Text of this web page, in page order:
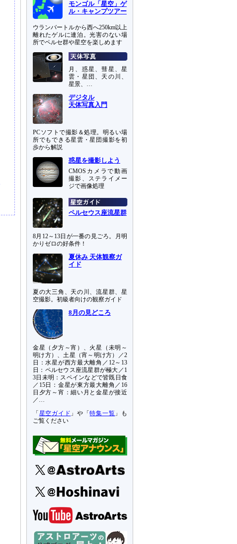
モンゴル「星空」ゲ
ル・キャンプツアー
ウランバートルから西へ250km以上
離れたゲルに連泊。光害のない場
所でペルセ群や星空を楽しめます
月、惑星、彗星、星
雲・星団、天の川、
星景、…
デジタル
天体写真入門
PCソフトで撮影＆処理。明るい場
所でもできる星雲・星団撮影を初
歩から解説
惑星を撮影しよう
CMOSカメラで動画
撮影、ステライメー
ジで画像処理
ペルセウス座流星群
8月12～13日が一番の見ごろ。月明
かりゼロの好条件！
夏休み 天体観察ガ
イド
夏の大三角、天の川、流星群、星
空撮影。初級者向けの観察ガイド
8月の見どころ
金星（夕方～宵）、火星（未明～
明け方）、土星（宵～明け方）／2
日：水星が西方最大離角／12～13
日：ペルセウス座流星群が極大／1
3日未明：スペインなどで皆既日食
／15日：金星が東方最大離角／16
日夕方～宵：細い月と金星が接近
／…
「 星空ガイド 」や「特集一覧 」も
ご覧ください